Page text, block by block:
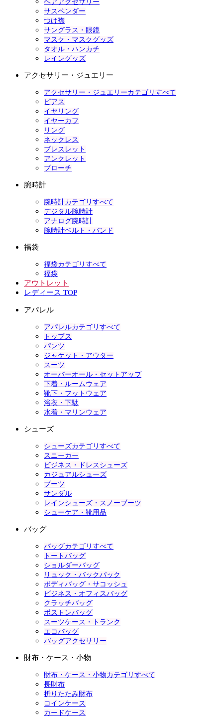
ヘアアクセサリー
サスペンダー
つけ襟
サングラス・眼鏡
マスク・マスクグッズ
タオル・ハンカチ
レイングッズ
アクセサリー・ジュエリー
アクセサリー・ジュエリーカテゴリすべて
ピアス
イヤリング
イヤーカフ
リング
ネックレス
ブレスレット
アンクレット
ブローチ
腕時計
腕時計カテゴリすべて
デジタル腕時計
アナログ腕時計
腕時計ベルト・バンド
福袋
福袋カテゴリすべて
福袋
アウトレット
レディース TOP
アパレル
アパレルカテゴリすべて
トップス
パンツ
ジャケット・アウター
スーツ
オーバーオール・セットアップ
下着・ルームウェア
靴下・フットウェア
浴衣・下駄
水着・マリンウェア
シューズ
シューズカテゴリすべて
スニーカー
ビジネス・ドレスシューズ
カジュアルシューズ
ブーツ
サンダル
レインシューズ・スノーブーツ
シューケア・靴用品
バッグ
バッグカテゴリすべて
トートバッグ
ショルダーバッグ
リュック・バックパック
ボディバッグ・サコッシュ
ビジネス・オフィスバッグ
クラッチバッグ
ボストンバッグ
スーツケース・トランク
エコバッグ
バッグアクセサリー
財布・ケース・小物
財布・ケース・小物カテゴリすべて
長財布
折りたたみ財布
コインケース
カードケース